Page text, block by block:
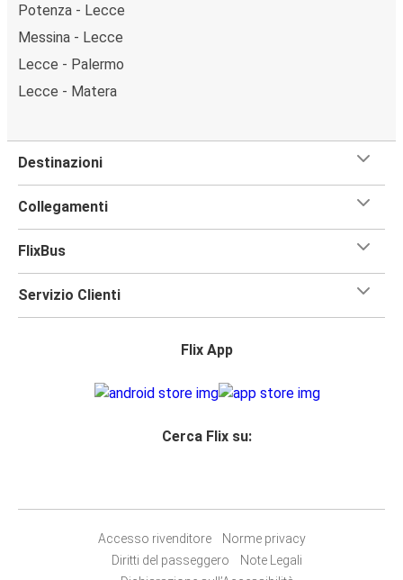
Potenza - Lecce
Messina - Lecce
Lecce - Palermo
Lecce - Matera
Destinazioni
Collegamenti
FlixBus
Servizio Clienti
Flix App
Cerca Flix su:
Accesso rivenditore
Norme privacy
Diritti del passeggero
Note Legali